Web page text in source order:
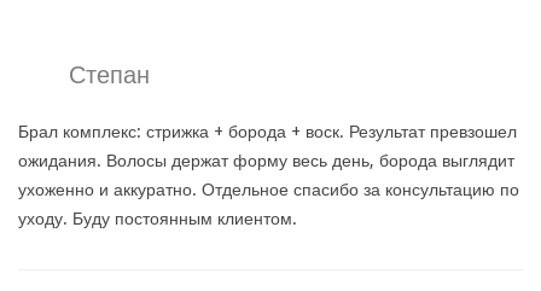
Степан
Брал комплекс: стрижка + борода + воск. Результат превзошел
ожидания. Волосы держат форму весь день, борода выглядит
ухоженно и аккуратно. Отдельное спасибо за консультацию по
уходу. Буду постоянным клиентом.